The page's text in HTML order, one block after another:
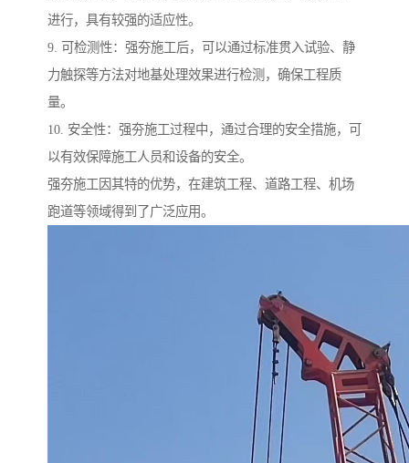
进行，具有较强的适应性。
9. 可检测性：强夯施工后，可以通过标准贯入试验、静
力触探等方法对地基处理效果进行检测，确保工程质
量。
10. 安全性：强夯施工过程中，通过合理的安全措施，可
以有效保障施工人员和设备的安全。
强夯施工因其特的优势，在建筑工程、道路工程、机场
跑道等领域得到了广泛应用。